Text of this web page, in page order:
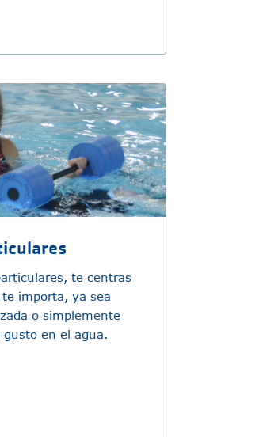
te centras
importa, ya sea
o simplemente
en el agua.